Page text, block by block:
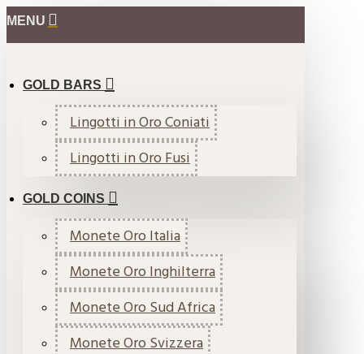
MENU
GOLD BARS
Lingotti in Oro Coniati
Lingotti in Oro Fusi
GOLD COINS
Monete Oro Italia
Monete Oro Inghilterra
Monete Oro Sud Africa
Monete Oro Svizzera